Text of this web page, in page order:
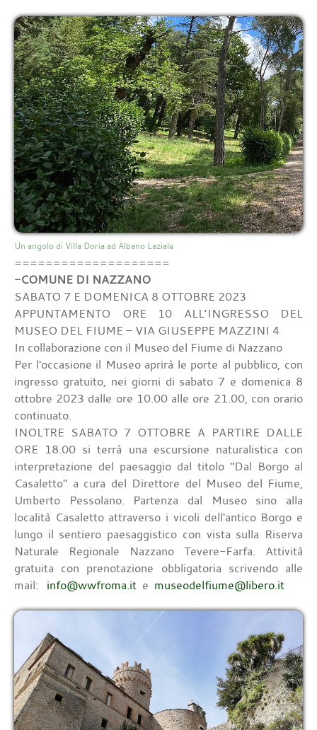
Un angolo di Villa Doria ad Albano Laziale
====================
-COMUNE DI NAZZANO
SABATO 7 E DOMENICA 8 OTTOBRE 2023
APPUNTAMENTO ORE 10 ALL’INGRESSO DEL
MUSEO DEL FIUME – VIA GIUSEPPE MAZZINI 4
In collaborazione con il Museo del Fiume di Nazzano
Per l'occasione il Museo aprirà le porte al pubblico, con
ingresso gratuito, nei giorni di sabato 7 e domenica 8
ottobre 2023 dalle ore 10.00 alle ore 21.00, con orario
continuato.
INOLTRE SABATO 7 OTTOBRE A PARTIRE DALLE
ORE 18.00 si terrà una escursione naturalistica con
interpretazione del paesaggio dal titolo "Dal Borgo al
Casaletto" a cura del Direttore del Museo del Fiume,
Umberto Pessolano. Partenza dal Museo sino alla
località Casaletto attraverso i vicoli dell'antico Borgo e
lungo il sentiero paesaggistico con vista sulla Riserva
Naturale Regionale Nazzano Tevere-Farfa. Attività
gratuita con prenotazione obbligatoria scrivendo alle
mail: info@wwfroma.it e museodelfiume@libero.it